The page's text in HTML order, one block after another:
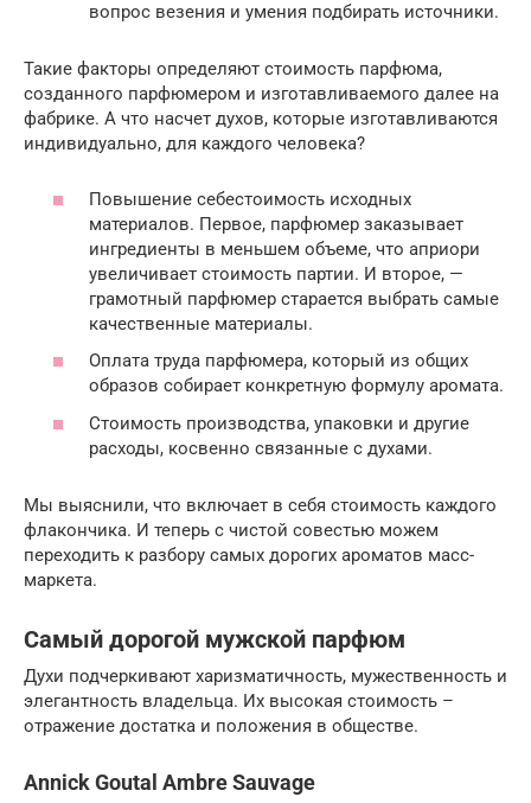
вопрос везения и умения подбирать источники.
Такие факторы определяют стоимость парфюма,
созданного парфюмером и изготавливаемого далее на
фабрике. А что насчет духов, которые изготавливаются
индивидуально, для каждого человека?
Повышение себестоимость исходных
материалов. Первое, парфюмер заказывает
ингредиенты в меньшем объеме, что априори
увеличивает стоимость партии. И второе, —
грамотный парфюмер старается выбрать самые
качественные материалы.
Оплата труда парфюмера, который из общих
образов собирает конкретную формулу аромата.
Стоимость производства, упаковки и другие
расходы, косвенно связанные с духами.
Мы выяснили, что включает в себя стоимость каждого
флакончика. И теперь с чистой совестью можем
переходить к разбору самых дорогих ароматов масс-
маркета.
Самый дорогой мужской парфюм
Духи подчеркивают харизматичность, мужественность и
элегантность владельца. Их высокая стоимость –
отражение достатка и положения в обществе.
Annick Goutal Ambre Sauvage